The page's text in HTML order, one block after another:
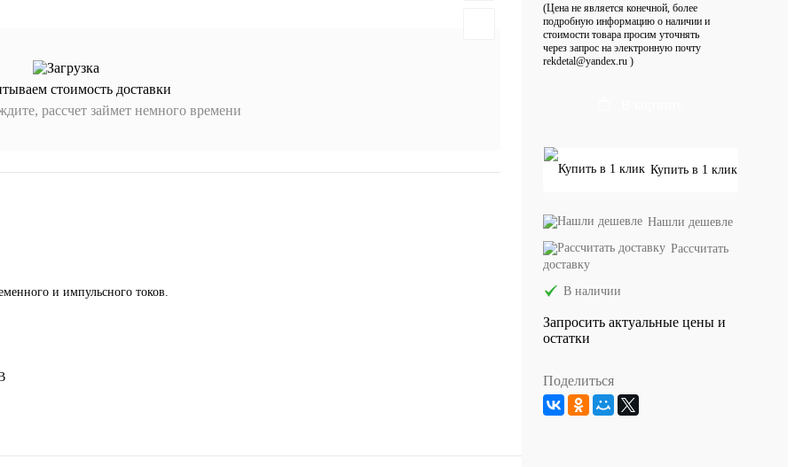
стоимость доставки
рассчет займет немного времени
и импульсного токов.
(Цена не является конечной, более
подробную информацию о наличии и
стоимости товара просим уточнять
через запрос на электронную почту
rekdetal@yandex.ru )
Купить в 1 клик
Нашли дешевле
Рассчитать
доставку
В наличии
Запросить актуальные цены и
остатки
Поделиться